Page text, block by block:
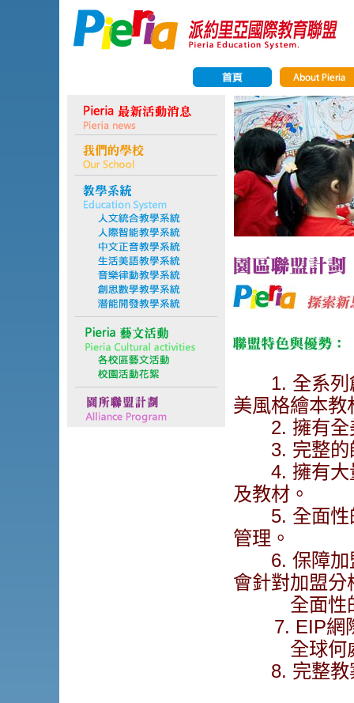
1. 全系列創
美風格繪本教
2. 擁有全美
3. 完整的
4. 擁有大
及教材。
5. 全面性
管理。
6. 保障加
會針對加盟分
全面性的
7. EIP網際
全球何處
8. 完整教案